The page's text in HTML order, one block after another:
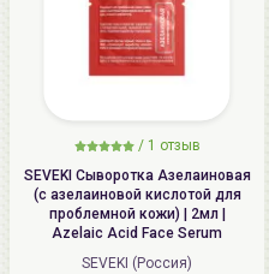
/ 1 отзыв
SEVEKI Сыворотка Азелаиновая
(с азелаиновой кислотой для
проблемной кожи) | 2мл |
Azelaic Acid Face Serum
SEVEKI (Россия)